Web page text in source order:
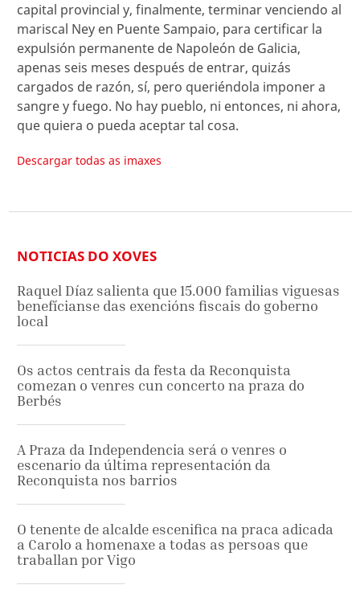
capital provincial y, finalmente, terminar venciendo al
mariscal Ney en Puente Sampaio, para certificar la
expulsión permanente de Napoleón de Galicia,
apenas seis meses después de entrar, quizás
cargados de razón, sí, pero queriéndola imponer a
sangre y fuego. No hay pueblo, ni entonces, ni ahora,
que quiera o pueda aceptar tal cosa.
Descargar todas as imaxes
NOTICIAS DO XOVES
Raquel Díaz salienta que 15.000 familias viguesas
benefícianse das exencións fiscais do goberno
local
Os actos centrais da festa da Reconquista
comezan o venres cun concerto na praza do
Berbés
A Praza da Independencia será o venres o
escenario da última representación da
Reconquista nos barrios
O tenente de alcalde escenifica na praca adicada
a Carolo a homenaxe a todas as persoas que
traballan por Vigo